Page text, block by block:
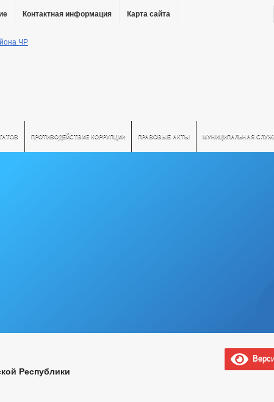
Контактная информация Карта сайта
ПРОТИВОДЕЙСТВИЕ КОРРУПЦИИ ПРАВОВЫЕ АКТЫ МУНИЦИПАЛЬНАЯ
Республики